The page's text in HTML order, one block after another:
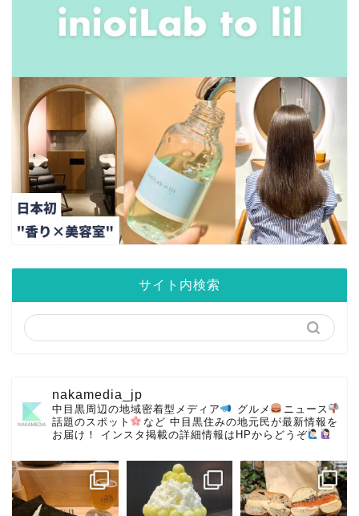
サイト内検索
nakamedia_jp
中目黒周辺の地域密着型メディア グルメ
ニュース
話題のスポット
など 中目黒住みの地元民が最新情報を
お届け！
インスタ掲載の詳細情報はHPからどうぞ